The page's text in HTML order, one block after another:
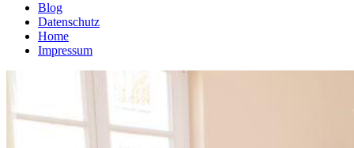
Blog
Datenschutz
Home
Impressum